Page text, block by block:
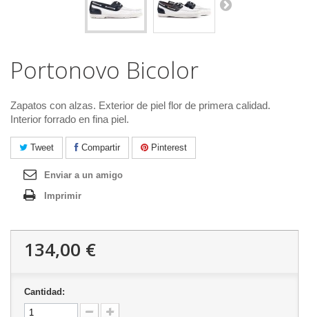
Portonovo Bicolor
Zapatos con alzas. Exterior de piel flor de primera calidad.
Interior forrado en fina piel.
Tweet Compartir Pinterest
Enviar a un amigo
Imprimir
134,00 €
Cantidad: